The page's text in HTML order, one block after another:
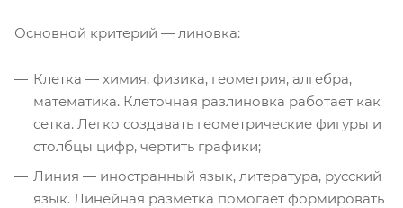
Основной критерий — линовка:
Клетка — химия, физика, геометрия, алгебра,
математика. Клеточная разлиновка работает как
сетка. Легко создавать геометрические фигуры и
столбцы цифр, чертить графики;
Линия — иностранный язык, литература, русский
язык. Линейная разметка помогает формировать